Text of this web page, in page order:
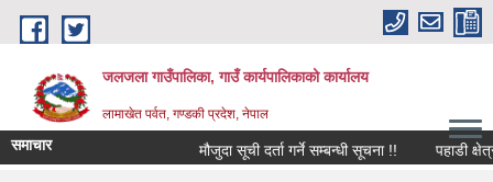
Skip to main content
जलजला गाउँपालिका, गाउँ कार्यपालिकाको कार्यालय
लामाखेत पर्वत, गण्डकी प्रदेश, नेपाल
समाचार मौजुदा सूची दर्ता गर्ने सम्बन्धी सूचना !! पहाडी